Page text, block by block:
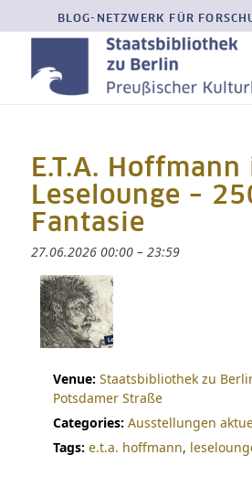
BLOG-NETZWERK FÜR
E.T.A.
Leselounge –
Fantasie
27.06.2026 00:00– 23:59
Venue: Staatsbibliothek zu
Potsdamer Straße
Categories: Ausstellungen
Tags: e.t.a. hoffmann,